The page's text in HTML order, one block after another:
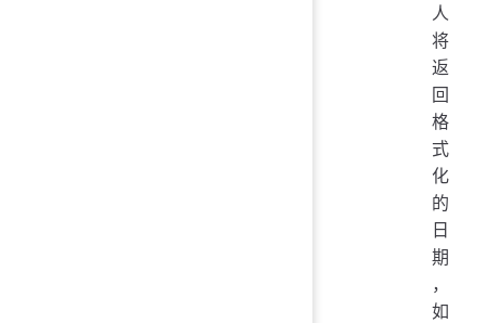
人
将
返
回
格
式
化
的
日
期
，
如